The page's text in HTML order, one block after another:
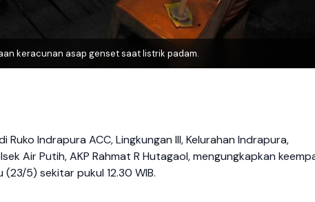
keracunan asap genset saat listrik padam.
Indrapura ACC, Lingkungan III, Kelurahan Indrapura,
Air Putih, AKP Rahmat R Hutagaol, mengungkapkan
5) sekitar pukul 12.30 WIB.